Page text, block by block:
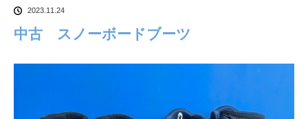
2023.11.24
中古 スノーボードブーツ